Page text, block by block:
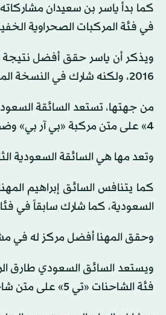
في فئة المركبات الصحراوية الخفيفة من الإنتاج التجاري «تي
2016، ولكنه شارك في النسخة الماضية ضمن فئة تي 4 وأنهى السباق في المركز 23.
من جهتها، تستعد السائقة
4» على متن مركبة «بي آر بي» وضمن فريق «دارك هورس».
وتعد مها هي السائقة السعودية
كما يتنافس السائق إبراهيم
السعودية، كما شارك سابقاً في فئات الشاحنات «تي 5» وفئة السيارات «تي 2»،
وحقق المهنا أفضل مركز له في مشاركاته ضمن رالي
ويستعد السائق السعودي طارق
فئة الشاحنات «تي 5» على متن شاحنة «مان» من «فولفو» وضمن فريق «إس تي إيه».